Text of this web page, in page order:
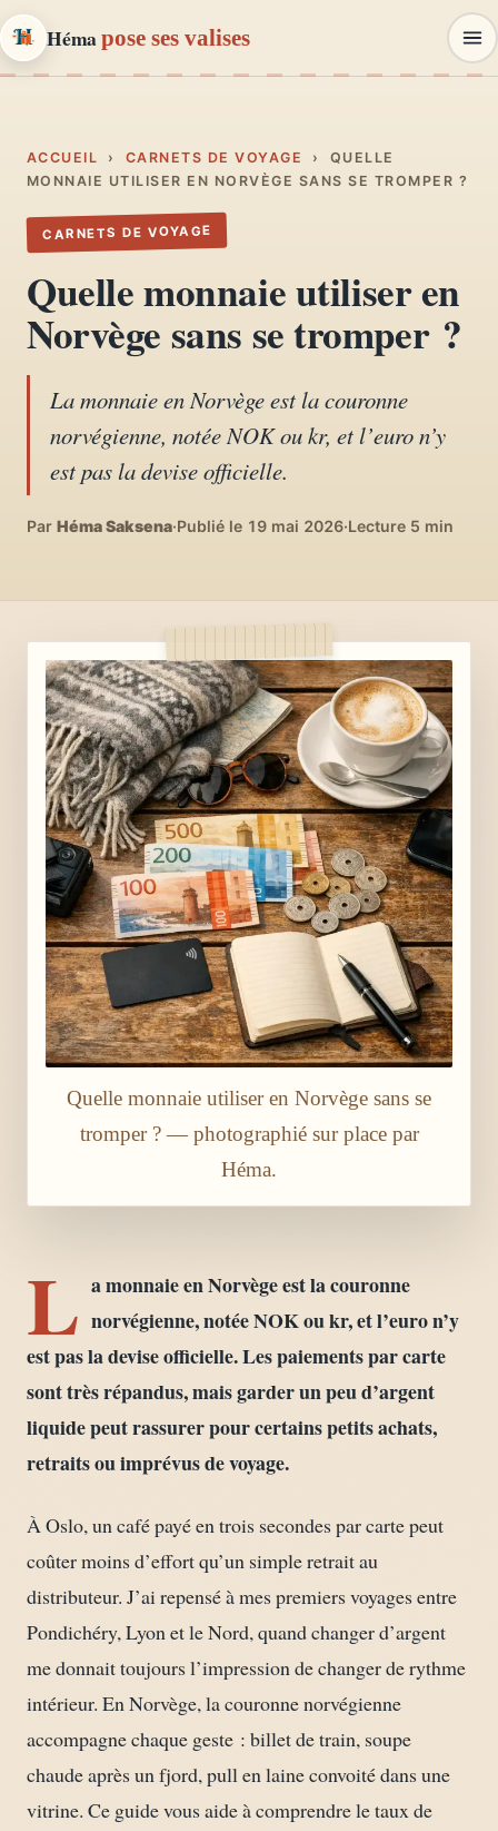
Hémapose ses valises
01 Carnets de voyage
Récits, road-trips, itinéraires
Escapades en France
Provence, Paris, Marseille…
Mode et style
Looks, dressing, inspirations
DIY, intérieurs, bonheur
05
06 À propos
Qui est Héma ?
ACCUEIL › CARNETS DE VOYAGE › QUELLE
MONNAIE UTILISER EN NORVÈGE SANS SE TROMPER ?
CARNETS DE VOYAGE
Quelle monnaie utiliser en
Norvège sans se tromper ?
La monnaie en Norvège est la couronne
norvégienne, notée NOK ou kr, et l’euro n’y
est pas la devise officielle.
Par Héma Saksena·Publié le 19 mai 2026·Lecture 5 min
Quelle monnaie utiliser en Norvège sans se
tromper ? — photographié sur place par
Héma.
L a monnaie en Norvège est la couronne
norvégienne, notée NOK ou kr, et l’euro n’y
est pas la devise officielle. Les paiements par carte
sont très répandus, mais garder un peu d’argent
liquide peut rassurer pour certains petits achats,
retraits ou imprévus de voyage.
À Oslo, un café payé en trois secondes par carte peut
coûter moins d’effort qu’un simple retrait au
distributeur. J’ai repensé à mes premiers voyages entre
Pondichéry, Lyon et le Nord, quand changer d’argent
me donnait toujours l’impression de changer de rythme
intérieur. En Norvège, la couronne norvégienne
accompagne chaque geste : billet de train, soupe
chaude après un fjord, pull en laine convoité dans une
vitrine. Ce guide vous aide à comprendre le taux de